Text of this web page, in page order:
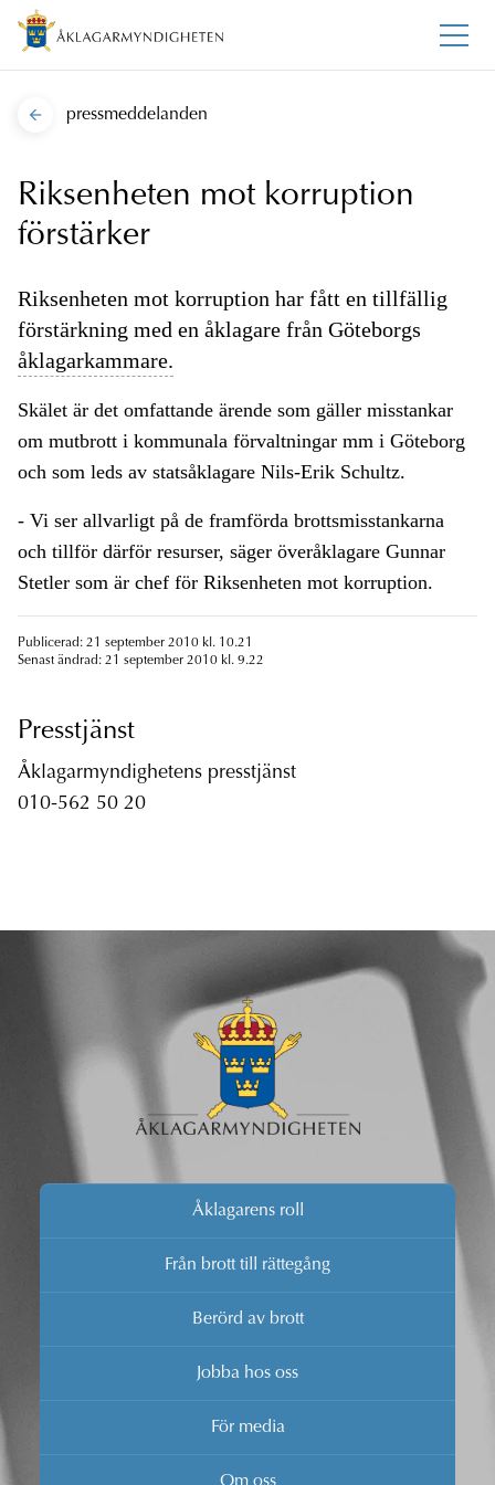
pressmeddelanden
Riksenheten mot korruption
förstärker
Riksenheten mot korruption har fått en tillfällig
förstärkning med en åklagare från Göteborgs
åklagarkammare.
Skälet är det omfattande ärende som gäller misstankar
om mutbrott i kommunala förvaltningar mm i Göteborg
och som leds av statsåklagare Nils-Erik Schultz.
- Vi ser allvarligt på de framförda brottsmisstankarna
och tillför därför resurser, säger överåklagare Gunnar
Stetler som är chef för Riksenheten mot korruption.
Publicerad: 21 september 2010 kl. 10.21
Senast ändrad: 21 september 2010 kl. 9.22
Presstjänst
Åklagarmyndighetens presstjänst
010-562 50 20
Åklagarens roll
Från brott till rättegång
Berörd av brott
Jobba hos oss
För media
Om oss